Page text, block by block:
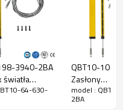
nadajnika i
3940-2BA
światła
｜
64-630-
QBT10-100-
Zasłony
przemysłu
model :
2BA